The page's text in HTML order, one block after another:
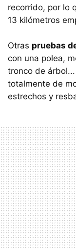
recorrido, por lo
13 kilómetros
Otras pruebas
con una polea,
tronco de
totalmente de
estrechos y